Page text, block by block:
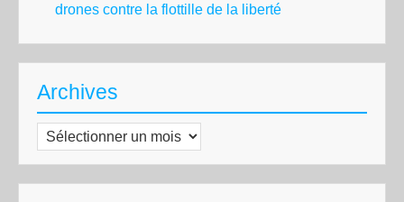
drones contre la flottille de la liberté
Archives
Archives